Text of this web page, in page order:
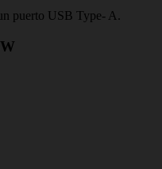
puerto USB Type- A.